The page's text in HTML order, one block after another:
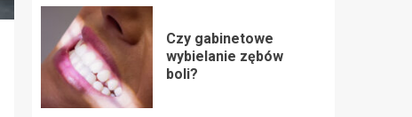
Czy gabinetowe
wybielanie zębów
boli?